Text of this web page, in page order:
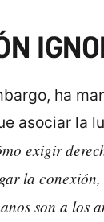
ha
asociar la
exigir
la
son a los